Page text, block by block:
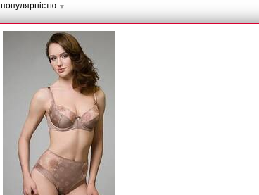
популярністю ▼